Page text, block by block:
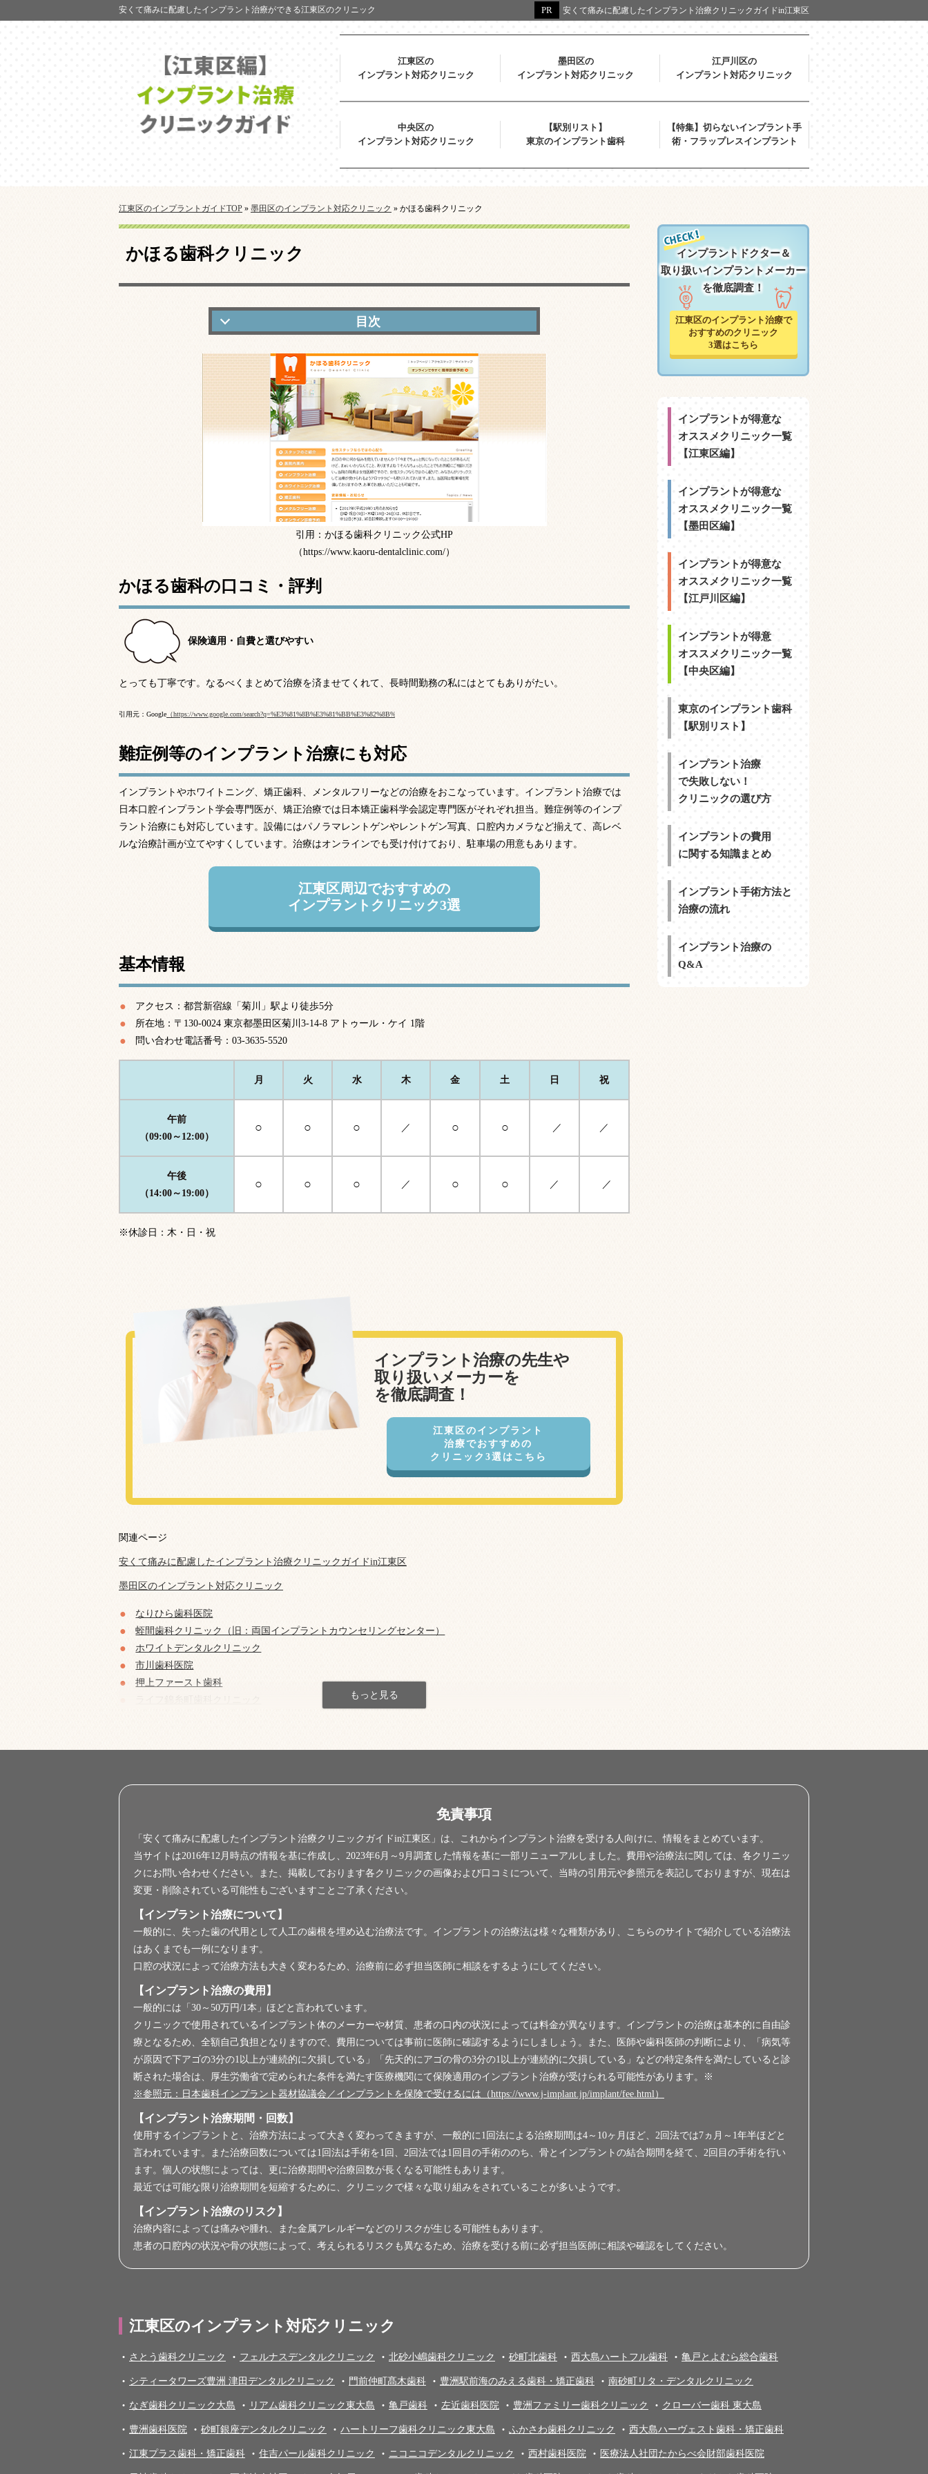
安くて痛みに配慮したインプラント治療クリニックガイドin江東区
安くて痛みに配慮したインプラント治療ができる江東区のクリニック
江東区の
インプラント対応クリニック
墨田区の
インプラント対応クリニック
江戸川区の
インプラント対応クリニック
中央区の
インプラント対応クリニック
【駅別リスト】
東京のインプラント歯科
【特集】切らないインプラント手
術・フラップレスインプラント
江東区のインプラントガイドTOP » 墨田区のインプラント対応クリニック » かほる歯科クリニック
かほる歯科クリニック
難症例等のインプラント治療にも対応
基本情報
引用：かほる歯科クリニック公式HP
（https://www.kaoru-dentalclinic.com/）
かほる歯科の口コミ・評判
保険適用・自費と選びやすい
とっても丁寧です。なるべくまとめて治療を済ませてくれて、長時間勤務の私にはとてもありがたい。
引用元：Google （https://www.google.com/
難症例等のインプラント治療にも対応
インプラントやホワイトニング、矯正歯科、メンタルフリーなどの治療をおこなっています。インプラント治療では
日本口腔インプラント学会専門医が、矯正治療では日本矯正歯科学会認定専門医がそれぞれ担当。難症例等のインプ
ラント治療にも対応しています。設備にはパノラマレントゲンやレントゲン写真、口腔内カメラなど揃えて、高レベ
ルな治療計画が立てやすくしています。治療はオンラインでも受け付けており、駐車場の用意もあります。
江東区周辺でおすすめの
インプラントクリニック3選
基本情報
アクセス：都営新宿線「菊川」駅より徒歩5分
所在地：〒130-0024 東京都墨田区菊川3-14-8 アトゥール・ケイ 1階
問い合わせ電話番号：03-3635-5520
月 火 水 木 金 土 日 祝
午前
（09:00～12:00）
○ ○ ○ ／ ○ ○ ／ ／
午後
（14:00～19:00）
○ ○ ○ ／ ○ ○ ／ ／
※休診日：木・日・祝
インプラント治療の先生や
取り扱いメーカーを
を徹底調査！
江東区のインプラント
治療でおすすめの
クリニック3選はこちら
関連ページ
安くて痛みに配慮したインプラント治療クリニックガイドin江東区
墨田区のインプラント対応クリニック
なりひら歯科医院
蛭間歯科クリニック（旧：両国インプラントカウンセリングセンター）
ホワイトデンタルクリニック
市川歯科医院
押上ファースト歯科
篠塚歯科医院
インプラントドクター＆
取り扱いインプラントメーカー
を徹底調査！
江東区のインプラント治療で
おすすめのクリニック
3選はこちら
インプラントが得意な
オススメクリニック一覧
【江東区編】
インプラントが得意な
オススメクリニック一覧
【墨田区編】
インプラントが得意な
オススメクリニック一覧
【江戸川区編】
インプラントが得意
オススメクリニック一覧
【中央区編】
東京のインプラント歯科
【駅別リスト】
インプラント治療
で失敗しない！
クリニックの選び方
インプラントの費用
に関する知識まとめ
インプラント手術方法と
治療の流れ
インプラント治療の
Q&A
免責事項
「安くて痛みに配慮したインプラント治療クリニックガイドin江東区」は、これからインプラント治療を受ける人向けに、情報をまとめています。
当サイトは2016年12月時点の情報を基に作成し、2023年6月～9月調査した情報を基に一部リニューアルしました。費用や治療法に関しては、各クリニッ
クにお問い合わせください。また、掲載しております各クリニックの画像および口コミについて、当時の引用元や参照元を表記しておりますが、現在は
変更・削除されている可能性もございますことご了承ください。
【インプラント治療について】
一般的に、失った歯の代用として人工の歯根を埋め込む治療法です。インプラントの治療法は様々な種類があり、こちらのサイトで紹介している治療法
はあくまでも一例になります。
口腔の状況によって治療方法も大きく変わるため、治療前に必ず担当医師に相談をするようにしてください。
【インプラント治療の費用】
一般的には「30～50万円/1本」ほどと言われています。
クリニックで使用されているインプラント体のメーカーや材質、患者の口内の状況によっては料金が異なります。インプラントの治療は基本的に自由診
療となるため、全額自己負担となりますので、費用については事前に医師に確認するようにしましょう。また、医師や歯科医師の判断により、「病気等
が原因で下アゴの3分の1以上が連続的に欠損している」「先天的にアゴの骨の3分の1以上が連続的に欠損している」などの特定条件を満たしていると診
断された場合は、厚生労働省で定められた条件を満たす医療機関にて保険適用のインプラント治療が受けられる可能性があります。※
※参照元：日本歯科インプラント器材協議会／インプラントを保険で受けるには（https://www.j-implant.jp/implant/fee.html）
【インプラント治療期間・回数】
使用するインプラントと、治療方法によって大きく変わってきますが、一般的に1回法による治療期間は4～10ヶ月ほど、2回法では7ヵ月～1年半ほどと
言われています。また治療回数については1回法は手術を1回、2回法では1回目の手術ののち、骨とインプラントの結合期間を経て、2回目の手術を行い
ます。個人の状態によっては、更に治療期間や治療回数が長くなる可能性もあります。
最近では可能な限り治療期間を短縮するために、クリニックで様々な取り組みをされていることが多いようです。
【インプラント治療のリスク】
治療内容によっては痛みや腫れ、また金属アレルギーなどのリスクが生じる可能性もあります。
患者の口腔内の状況や骨の状態によって、考えられるリスクも異なるため、治療を受ける前に必ず担当医師に相談や確認をしてください。
江東区のインプラント対応クリニック
さとう歯科クリニック フェルナスデンタルクリニック 北砂小嶋歯科クリニック 砂町北歯科 西大島ハートフル歯科 亀戸とよむら総合歯科
シティータワーズ豊洲 津田デンタルクリニック 門前仲町髙木歯科 豊洲駅前海のみえる歯科・矯正歯科 南砂町リタ・デンタルクリニック
なぎ歯科クリニック大島 リアム歯科クリニック東大島 亀戸歯科 左近歯科医院 豊洲ファミリー歯科クリニック クローバー歯科 東大島
豊洲歯科医院 砂町銀座デンタルクリニック ハートリーフ歯科クリニック東大島 ふかさわ歯科クリニック 西大島ハーヴェスト歯科・矯正歯科
江東プラス歯科・矯正歯科 住吉パール歯科クリニック ニコニコデンタルクリニック 西村歯科医院 医療法人社団たからべ会財部歯科医院